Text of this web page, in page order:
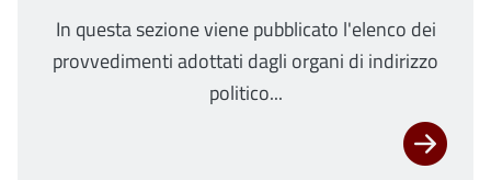
In questa sezione viene pubblicato l'elenco dei
provvedimenti adottati dagli organi di indirizzo
politico...